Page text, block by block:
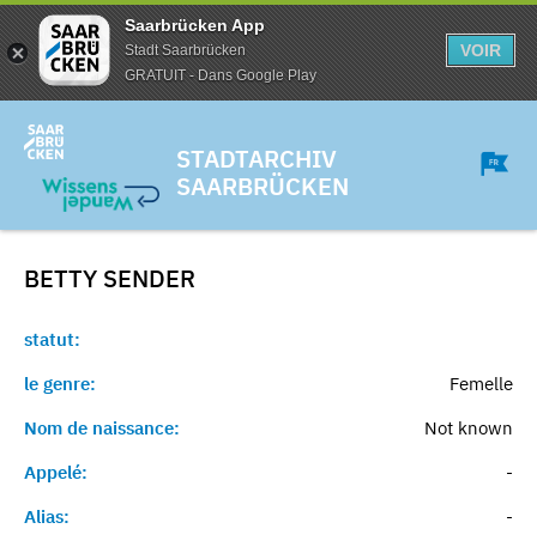
Saarbrücken App
Stadt Saarbrücken
GRATUIT - Dans Google Play
VOIR
STADTARCHIV
SAARBRÜCKEN
BETTY SENDER
statut:
le genre:
Femelle
Nom de naissance:
Not known
Appelé:
-
Alias:
-